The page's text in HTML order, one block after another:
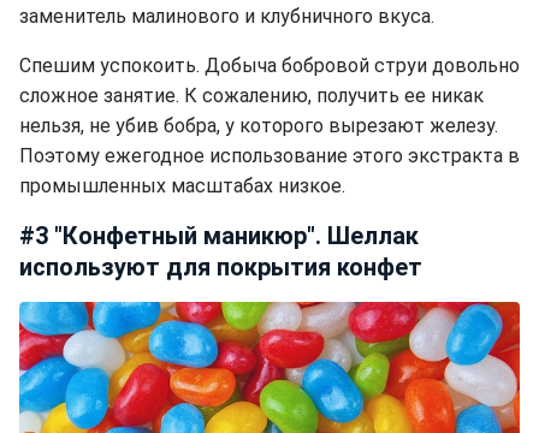
заменитель малинового и клубничного вкуса.
Спешим успокоить. Добыча бобровой струи довольно
сложное занятие. К сожалению, получить ее никак
нельзя, не убив бобра, у которого вырезают железу.
Поэтому ежегодное использование этого экстракта в
промышленных масштабах низкое.
#3 "Конфетный маникюр". Шеллак
используют для покрытия конфет